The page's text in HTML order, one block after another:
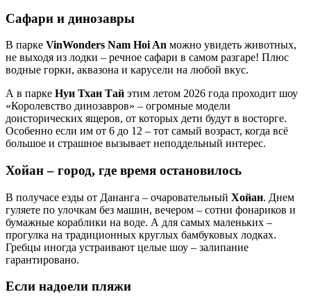
Сафари и динозавры
В парке VinWonders Nam Hoi An можно увидеть животных,
не выходя из лодки – речное сафари в самом разгаре! Плюс
водные горки, аквазона и карусели на любой вкус.
А в парке Нуи Тхан Тай этим летом 2026 года проходит шоу
«Королевство динозавров» – огромные модели
доисторических ящеров, от которых дети будут в восторге.
Особенно если им от 6 до 12 – тот самый возраст, когда всё
большое и страшное вызывает неподдельный интерес.
Хойан – город, где время остановилось
В получасе езды от Дананга – очаровательный Хойан. Днем
гуляете по улочкам без машин, вечером – сотни фонариков и
бумажные кораблики на воде. А для самых маленьких –
прогулка на традиционных круглых бамбуковых лодках.
Гребцы иногда устраивают целые шоу – залипание
гарантировано.
Если надоели пляжи